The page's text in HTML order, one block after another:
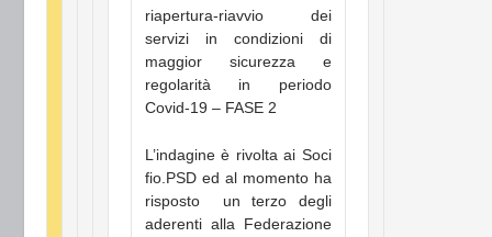
riapertura-riavvio dei
servizi in condizioni di
maggior sicurezza e
regolarità in periodo
Covid-19 – FASE 2
L’indagine è rivolta ai Soci
fio.PSD ed al momento ha
risposto un terzo degli
aderenti alla Federazione